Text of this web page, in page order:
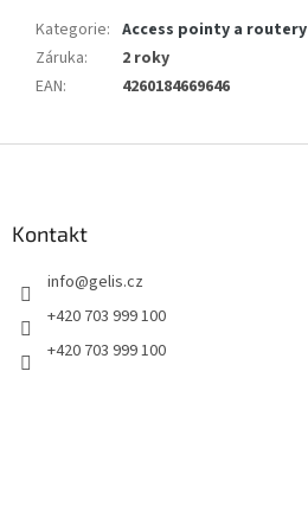
Kategorie: Access pointy a routery
Záruka:
2 roky
EAN: 4260184669646
Kontakt
info@gelis.cz
+420 703 999 100
+420 703 999 100